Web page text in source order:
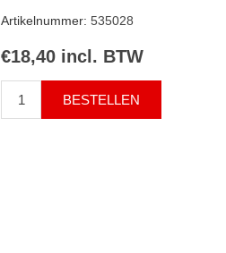
Artikelnummer: 535028
€18,40 incl. BTW